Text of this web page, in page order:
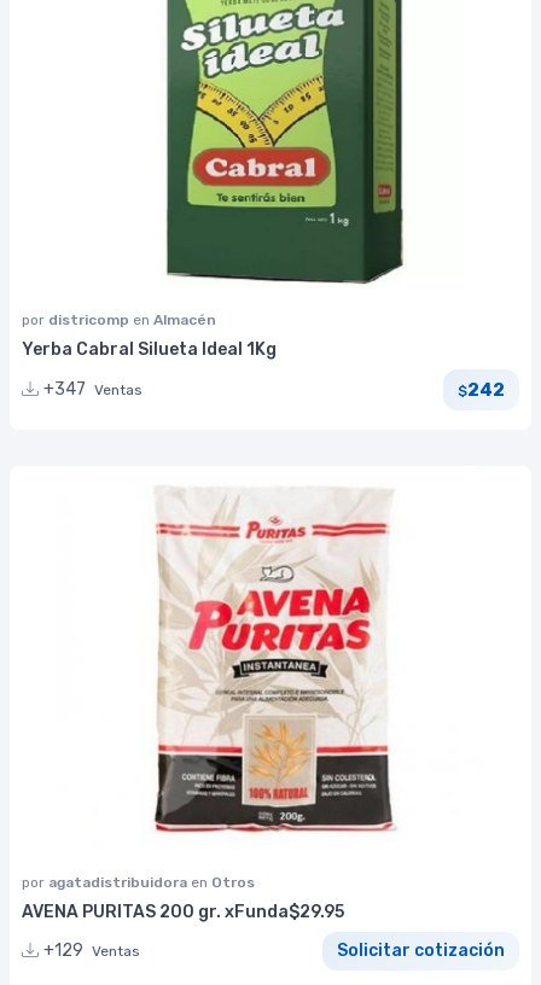
por districomp en Almacén
Yerba Cabral Silueta Ideal 1Kg
+347 Ventas $242
por agatadistribuidora en Otros
AVENA PURITAS 200 gr. xFunda$29.95
+129 Ventas Solicitar cotización